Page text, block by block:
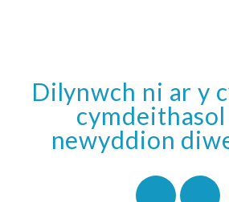
Dilynwch ni ar y
cymdeithasol
newyddion